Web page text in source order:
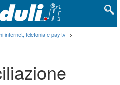
internet, telefonia e pay tv >